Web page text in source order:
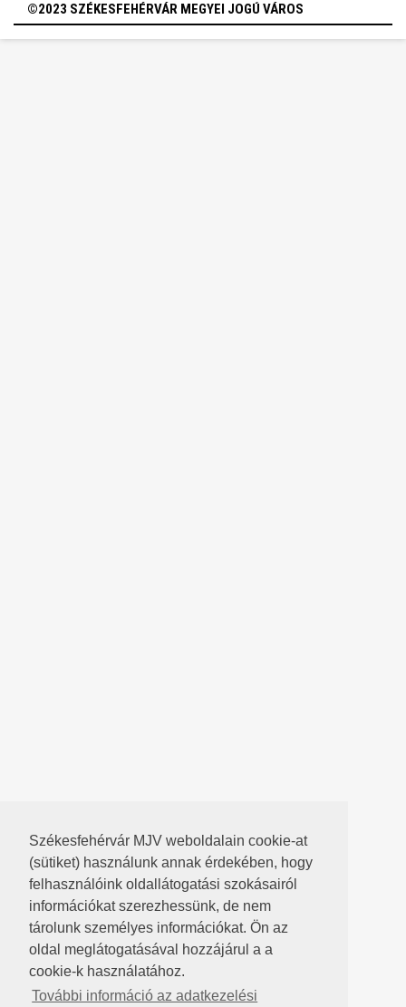
Székesfehérvár MJV weboldalain cookie-at
(sütiket) használunk annak érdekében, hogy
felhasználóink oldallátogatási szokásairól
információkat szerezhessünk, de nem
tárolunk személyes információkat. Ön az
oldal meglátogatásával hozzájárul a a
cookie-k használatához.
További információ az adatkezelési
©2023 SZÉKESFEHÉRVÁR MEGYEI JOGÚ VÁROS